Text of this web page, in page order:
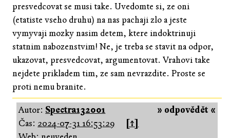
presvedcovat se musi take. Uvedomte si, ze oni
(etatiste vseho druhu) na nas pachaji zlo a jeste
vymyvaji mozky nasim detem, ktere indoktrinuji
statnim nabozenstvim! Ne, je treba se stavit na odpor,
ukazovat, presvedcovat, argumentovat. Vrahovi take
nejdete prikladem tim, ze sam nevrazdite. Proste se
proti nemu branite.
» odpovědět «
Autor: Spectra132001
Čas: 2024-07-31 16:53:29
[↑]